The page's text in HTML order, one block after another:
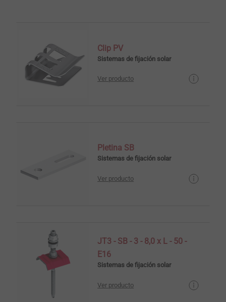
Clip PV
Sistemas de fijación solar
Ver producto
Pletina SB
Sistemas de fijación solar
Ver producto
JT3 - SB - 3 - 8,0 x L - 50 -
E16
Sistemas de fijación solar
Ver producto